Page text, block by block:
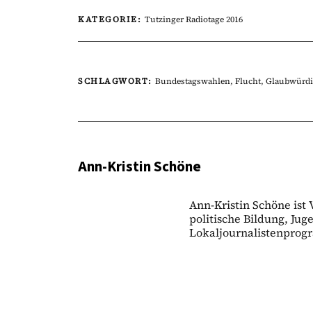
KATEGORIE: Tutzinger Radiotage 2016
SCHLAGWORT: Bundestagswahlen, Flucht,
Ann-Kristin Schöne
Ann-Kristin Schöne ist
politische Bildung,